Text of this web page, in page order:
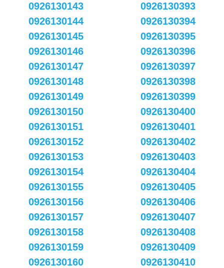
0926130143
0926130144
0926130145
0926130146
0926130147
0926130148
0926130149
0926130150
0926130151
0926130152
0926130153
0926130154
0926130155
0926130156
0926130157
0926130158
0926130159
0926130160
0926130393
0926130394
0926130395
0926130396
0926130397
0926130398
0926130399
0926130400
0926130401
0926130402
0926130403
0926130404
0926130405
0926130406
0926130407
0926130408
0926130409
0926130410